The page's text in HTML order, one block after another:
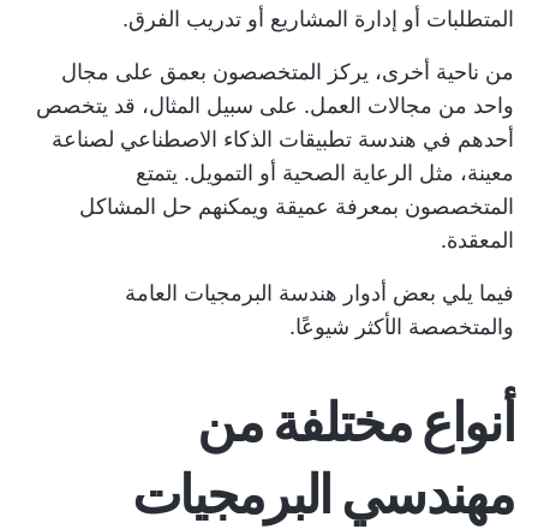
المتطلبات أو إدارة المشاريع أو تدريب الفرق.
من ناحية أخرى، يركز المتخصصون بعمق على مجال
واحد من مجالات العمل. على سبيل المثال، قد يتخصص
أحدهم في هندسة تطبيقات الذكاء الاصطناعي لصناعة
معينة، مثل الرعاية الصحية أو التمويل. يتمتع
المتخصصون بمعرفة عميقة ويمكنهم حل المشاكل
المعقدة.
فيما يلي بعض أدوار هندسة البرمجيات العامة
والمتخصصة الأكثر شيوعًا.
أنواع مختلفة من
مهندسي البرمجيات